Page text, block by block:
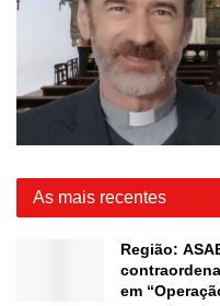
As mais recentes
Região:
em